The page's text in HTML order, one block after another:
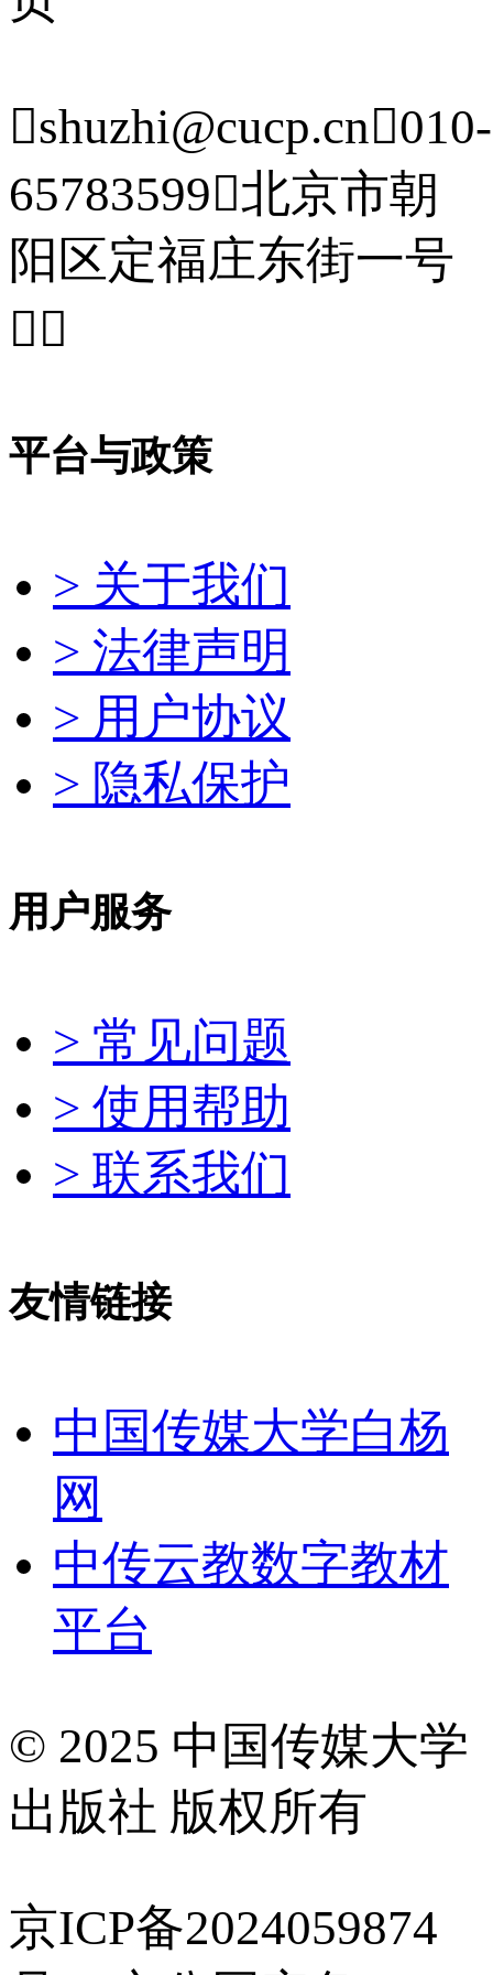
shuzhi@cucp.cn010-
65783599北京市朝
阳区定福庄东街一号

平台与政策
> 关于我们
> 法律声明
> 用户协议
> 隐私保护
用户服务
> 常见问题
> 使用帮助
> 联系我们
友情链接
中国传媒大学白杨
网
中传云教数字教材
平台
© 2025 中国传媒大学
出版社 版权所有
京ICP备2024059874